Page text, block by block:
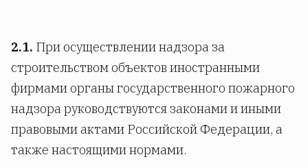
2.1. При осуществлении надзора за
строительством объектов иностранными
фирмами органы государственного пожарного
надзора руководствуются законами и иными
правовыми актами Российской Федерации, а
также настоящими нормами.